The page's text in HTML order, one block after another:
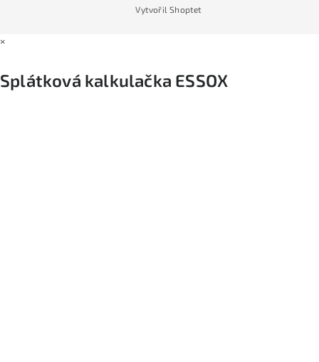
Vytvořil Shoptet
×
Splátková kalkulačka ESSOX